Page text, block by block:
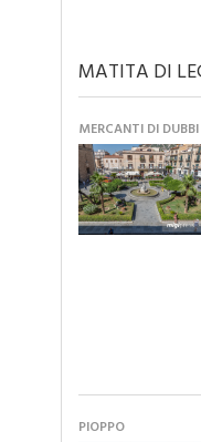
MATITA DI
MERCANTI DI DUBBI